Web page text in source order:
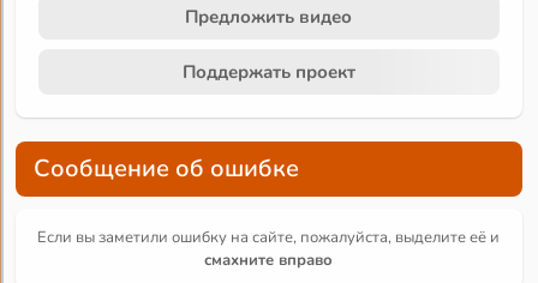
Предложить видео
Поддержать проект
Сообщение об ошибке
Если вы заметили ошибку на сайте, пожалуйста, выделите её и
смахните вправо